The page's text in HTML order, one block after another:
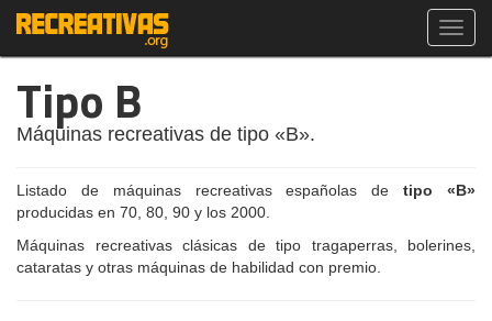
Tipo B
Máquinas recreativas de tipo «B».
Listado de máquinas recreativas españolas detipo «B»
producidas en 70, 80, 90 y los 2000.
Máquinas recreativas clásicas de tipo tragaperras, bolerines,
cataratas y otras máquinas de habilidad con premio.